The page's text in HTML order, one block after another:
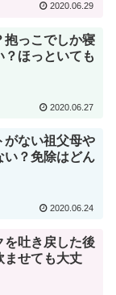
2020.06.29
抱っこでしか寝
ほっといても
2020.06.27
がない祖父母や
い？免除はどん
2020.06.24
を吐き戻した後
ませても大丈